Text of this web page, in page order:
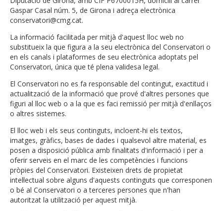
Gaspar Casal núm. 5, de Girona i adreça electrònica
conservatori@cmg.cat.
La informació facilitada per mitjà d'aquest lloc web no
substitueix la que figura a la seu electrònica del Conservatori o
en els canals i plataformes de seu electrònica adoptats pel
Conservatori, única que té plena validesa legal.
El Conservatori no es fa responsable del contingut, exactitud i
actualització de la informació que prové d'altres persones que
figuri al lloc web o a la que es faci remissió per mitjà d'enllaços
o altres sistemes.
El lloc web i els seus continguts, incloent-hi els textos,
imatges, gràfics, bases de dades i qualsevol altre material, es
posen a disposició pública amb finalitats d'informació i per a
oferir serveis en el marc de les competències i funcions
pròpies del Conservatori. Existeixen drets de propietat
intel·lectual sobre alguns d'aquests continguts que corresponen
o bé al Conservatori o a terceres persones que n'han
autoritzat la utilització per aquest mitjà.